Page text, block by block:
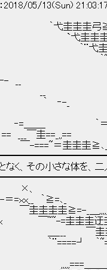
2018/05/13(Sun)
圭圭圭弓
圭圭圭
｀¨弋圭
≧､ ｀~
￣≧メ ｀
`ｰ- __
＿ __
_ ｀℃
｀¨＝
｀＝ｘ
｀~ミ
圭圭≧､_ ｀
さな体を、二
ｚ___ ×、 ￣~~-
￣--＝=ｘx__ ｀
圭圭圭圭≧=-_＿
=圭圭圭迂圭圭圭
圭圭圭圭圭
￣￣圭圭圭
=====≦圭圭